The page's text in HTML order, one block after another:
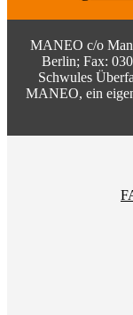
MANEO c/o
Berlin; Fax:
Schwules
MANEO, ein